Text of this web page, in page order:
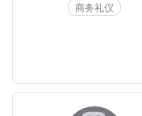
六秒钟情商国际认证讲
《商礼塑品牌©情境商
商务礼仪